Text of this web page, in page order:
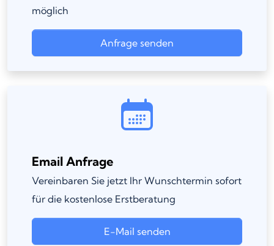
möglich
Anfrage senden
Email Anfrage
Vereinbaren Sie jetzt Ihr Wunschtermin sofort
für die kostenlose Erstberatung
E-Mail senden